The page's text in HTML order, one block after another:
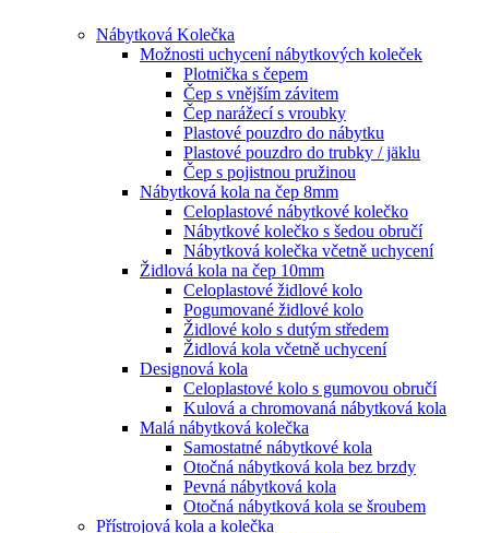
Nábytková Kolečka
Možnosti uchycení nábytkových koleček
Plotnička s čepem
Čep s vnějším závitem
Čep narážecí s vroubky
Plastové pouzdro do nábytku
Plastové pouzdro do trubky / jäklu
Čep s pojistnou pružinou
Nábytková kola na čep 8mm
Celoplastové nábytkové kolečko
Nábytkové kolečko s šedou obručí
Nábytková kolečka včetně uchycení
Židlová kola na čep 10mm
Celoplastové židlové kolo
Pogumované židlové kolo
Židlové kolo s dutým středem
Židlová kola včetně uchycení
Designová kola
Celoplastové kolo s gumovou obručí
Kulová a chromovaná nábytková kola
Malá nábytková kolečka
Samostatné nábytkové kola
Otočná nábytková kola bez brzdy
Pevná nábytková kola
Otočná nábytková kola se šroubem
Přístrojová kola a kolečka